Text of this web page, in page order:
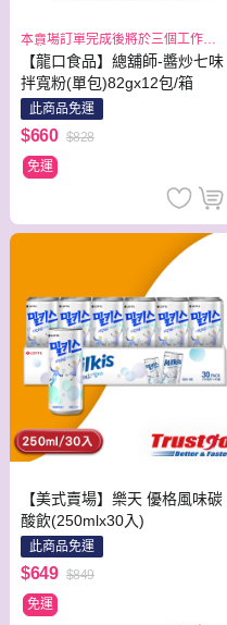
本賣場訂單完成後將於三個工作日
出貨
【龍口食品】總舖師-醬炒七味
拌寬粉(單包)82gx12包/箱
此商品免運
$660 $828
免運
【美式賣場】樂天 優格風味碳
酸飲(250mlx30入)
此商品免運
$649 $849
免運